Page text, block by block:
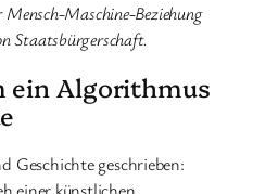
Maschine-Beziehung
Staatsbürgerschaft.
ein Algorithmus
Geschichte geschrieben: